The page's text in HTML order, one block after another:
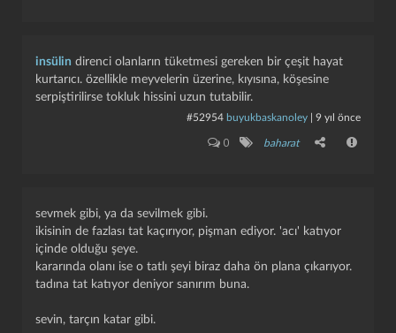
insülin direnci olanların tüketmesi gereken bir çeşit hayat
kurtarıcı. özellikle meyvelerin üzerine, kıyısına, köşesine
serpiştirilirse tokluk hissini uzun tutabilir.
#52954 buyukbaskanoley 9 yıl önce
0 baharat
sevmek gibi, ya da sevilmek gibi.
i̇kisinin de fazlası tat kaçırıyor, pişman ediyor. 'acı' katıyor
içinde olduğu şeye.
kararında olanı ise o tatlı şeyi biraz daha ön plana çıkarıyor.
tadına tat katıyor deniyor sanırım buna.
sevin, tarçın katar gibi.